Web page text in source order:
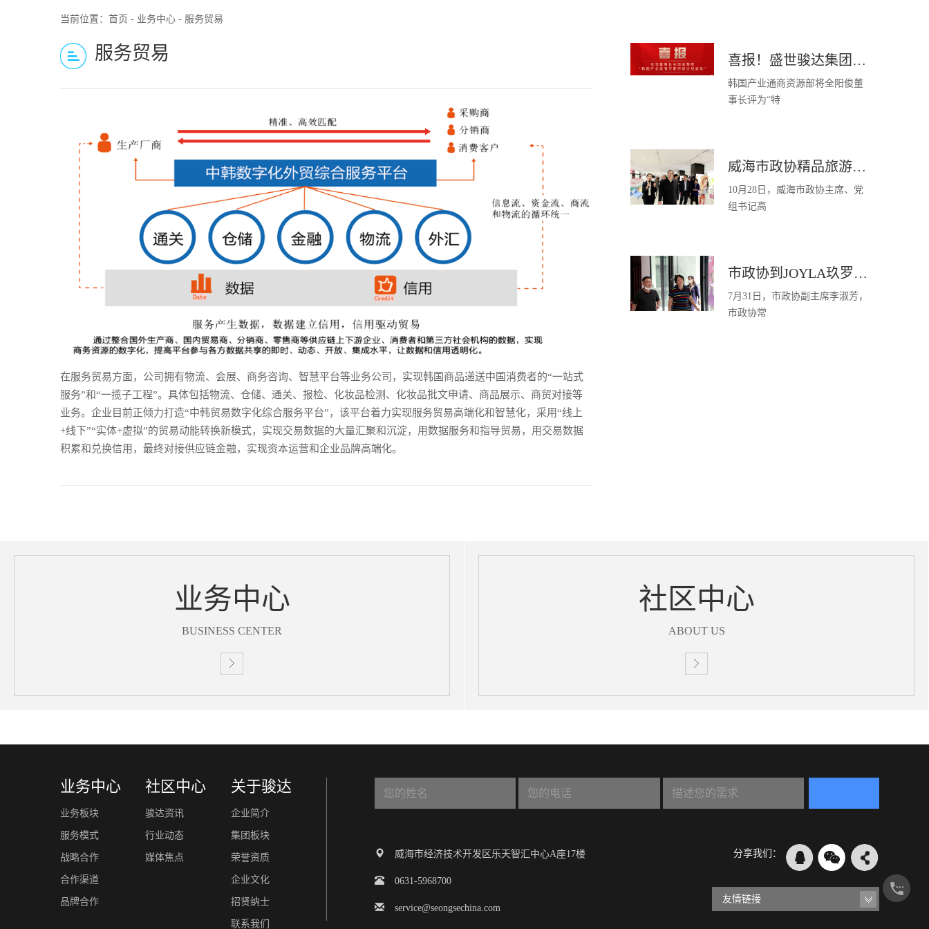
当前位置： 首页 - 业务中心 - 服务贸易
服务贸易
在服务贸易方面，公司拥有物流、会展、商务咨询、智慧平台等业务公司，实现韩国商品递送中国消费者的“一站式
服务”和“一揽子工程”。具体包括物流、仓储、通关、报检、化妆品检测、化妆品批文申请、商品展示、商贸对接等
业务。企业目前正倾力打造“中韩贸易数字化综合服务平台”，该平台着力实现服务贸易高端化和智慧化，采用“线上
+线下”“实体+虚拟”的贸易动能转换新模式，实现交易数据的大量汇聚和沉淀，用数据服务和指导贸易，用交易数据
积累和兑换信用，最终对接供应链金融，实现资本运营和企业品牌高端化。
喜报！盛世骏达集团董事长全阳俊荣获“韩国产业通商资源部部长级表彰”
韩国产业通商资源部将全阳俊董
事长评为“特
威海市政协精品旅游视察团视察玖罗，鼓励推动“旅游+跨境电商”深入融合
10月28日，威海市政协主席、党
组书记高
市政协到JOYLA玖罗视察外贸企业发展情况
7月31日，市政协副主席李淑芳，
市政协常
业务中心
BUSINESS CENTER
社区中心
ABOUT US
业务中心
业务板块
服务模式
战略合作
合作渠道
品牌合作
社区中心
骏达资讯
行业动态
媒体焦点
关于骏达
企业简介
集团板块
荣誉资质
企业文化
招贤纳士
联系我们
威海市经济技术开发区乐天智汇中心A座17楼
0631-5968700
service@seongsechina.com
分享我们：
友情链接